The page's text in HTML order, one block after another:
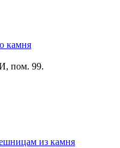
камня
пом. 99.
из камня